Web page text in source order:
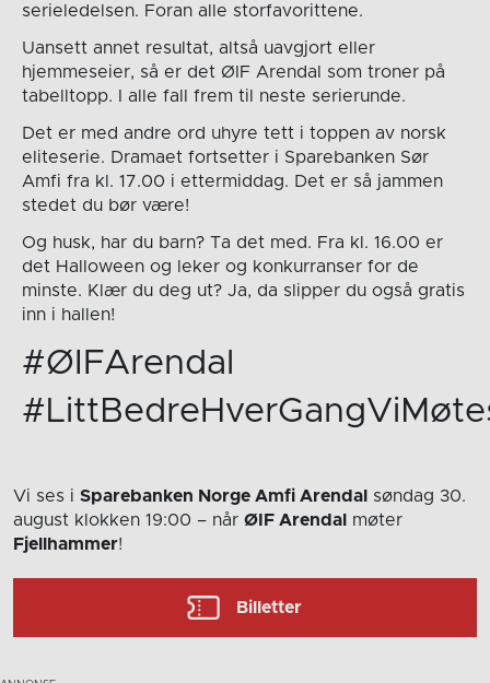
serieledelsen. Foran alle storfavorittene.
Uansett annet resultat, altså uavgjort eller
hjemmeseier, så er det ØIF Arendal som troner på
tabelltopp. I alle fall frem til neste serierunde.
Det er med andre ord uhyre tett i toppen av norsk
eliteserie. Dramaet fortsetter i Sparebanken Sør
Amfi fra kl. 17.00 i ettermiddag. Det er så jammen
stedet du bør være!
Og husk, har du barn? Ta det med. Fra kl. 16.00 er
det Halloween og leker og konkurranser for de
minste. Klær du deg ut? Ja, da slipper du også gratis
inn i hallen!
#ØIFArendal
Vi ses i Sparebanken Norge Amfi Arendal
søndag 30.
august klokken 19:00 – når ØIF Arendal
møter
Fjellhammer!
Billetter